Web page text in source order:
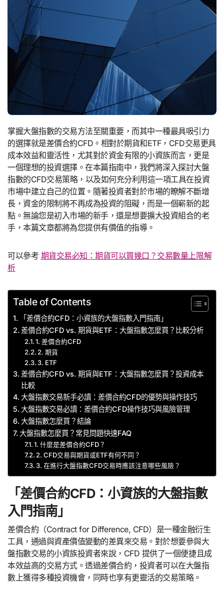
掌握大盤指數的交易方法至關重要，而其中一種最具吸引力
的選擇就是差價合約CFD。相對於期貨和ETF，CFD交易更具
成本效益和靈活性，尤其對於資金有限的小資族而言，更是
一個理想的投資選擇。在本篇指南中，我們將深入探討大盤
指數的CFD交易策略，以及如何充分利用這一項工具在投資
市場中建立自己的位置。隨著投資者對於市場的瞭解不斷增
長，資金的限制將不再成為投資的阻礙，而是一個嶄新的起
點。無論您是初入市場的新手，還是想要擴大投資組合的老
手，本篇文章都將為您提供有價值的指導。
可以參考 期貨交易必知：期貨可以買幾口？交易數量上限解
析
Table of Contents
「差價合約CFD：小資族的大盤指數入門指南」
差價合約CFD vs. 期貨與ETF：大盤指數怎麼買？比較分析
1. 差價合約CFD
2. 期貨
3. ETF
差價合約CFD vs. 期貨與ETF：大盤指數怎麼買？投資成本
比較
大盤指數交易新手必讀：差價合約CFD的優勢與操作技巧
大盤指數交易必讀：差價合約CFD操作技巧與風險管理
大盤指數怎麼買？結論
大盤指數怎麼買？常見問題快速FAQ
1. 什麼是差價合約CFD？
2. CFD交易與期貨或ETF有何不同？
3. 在進行大盤指數CFD交易時應該注意哪些風險？
「差價合約CFD：小資族的大盤指數
入門指南」
差價合約（Contract for Difference, CFD）是一種金融衍生
工具，通過與資產價值變動的差異來交易。對於想要參與大
盤指數交易的小資族投資者來說，CFD 提供了一個便捷且成
本效益高的交易方式。透過差價合約，投資者可以在大盤指
數上獲得多種投資機會，同時也享有更靈活的交易策略。